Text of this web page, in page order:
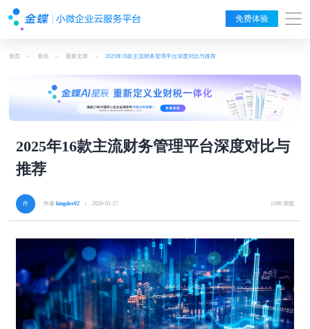
免费体验
首页 > 资讯 > 最新文章 > 2025年16款主流财务管理平台深度对比与推荐
2025年16款主流财务管理平台深度对比与
推荐
作者kingdee02 | 2026-01-27 1160 浏览